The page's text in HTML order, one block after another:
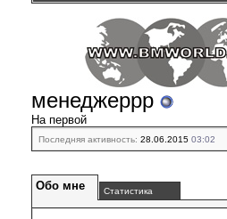
менеджеррр
На первой
Последняя активность: 28.06.2015 03:02
Обо мне Статистика